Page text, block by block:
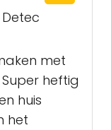
met
heftig
huis
het